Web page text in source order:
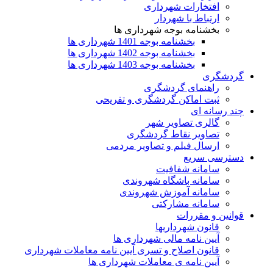
افتخارات شهرداری
ارتباط با شهردار
بخشنامه بوجه شهرداری ها
بخشنامه بوجه 1401 شهرداری ها
بخشنامه بوجه 1402 شهرداری ها
بخشنامه بوجه 1403 شهرداری ها
گردشگری
راهنمای گردشگری
ثبت اماکن گردشگری و تفریحی
چند رسانه ای
گالری تصاویر شهر
تصاویر نقاط گردشگری
ارسال فیلم و تصاویر مردمی
دسترسی سریع
سامانه شفافیت
سامانه باشگاه شهروندی
سامانه آموزش شهروندی
سامانه مشارکتی
قوانین و مقررات
قانون شهرداریها
آیین نامه مالی شهرداری ها
قانون اصلاح و تسری آیین نامه معاملات شهرداری
آیین نامه ی معاملات شهرداری ها